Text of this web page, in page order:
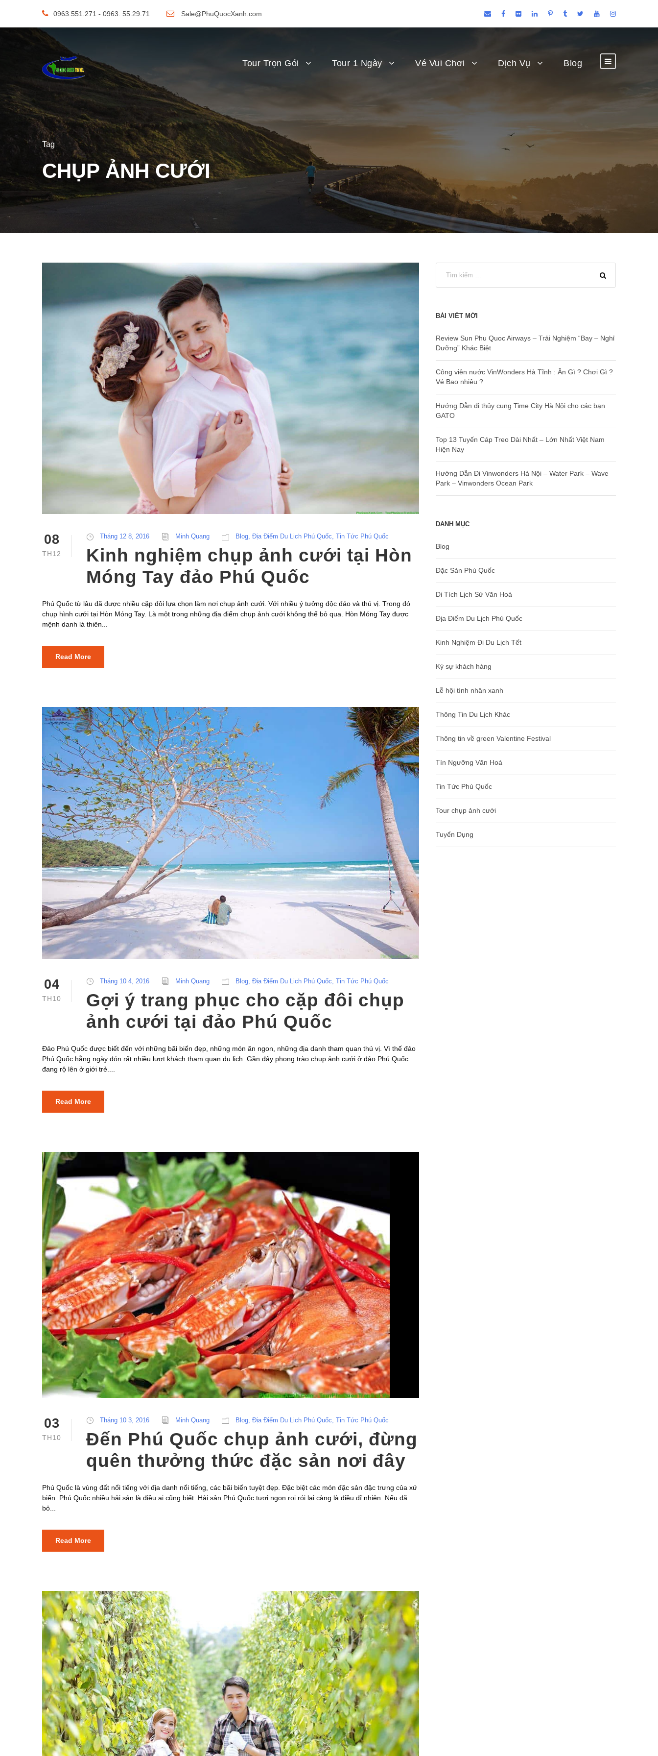
0963.551.271 - 0963. 55.29.71 Sale@PhuQuocXanh.com
Tour Trọn Gói Tour 1 Ngày Vé Vui Chơi Dịch Vụ Blog
Tag
CHỤP ẢNH CƯỚI
08
TH12
Tháng 12 8, 2016 Minh Quang Blog, Địa Điểm Du Lịch Phú Quốc, Tin Tức Phú Quốc
Kinh nghiệm chụp ảnh cưới tại Hòn
Móng Tay đảo Phú Quốc
Phú Quốc từ lâu đã được nhiều cặp đôi lựa chọn làm nơi chụp ảnh cưới. Với nhiều ý tưởng độc đáo và thú vị. Trong đó
chụp hình cưới tại Hòn Móng Tay. Là một trong những địa điểm chụp ảnh cưới không thể bỏ qua. Hòn Móng Tay được
mệnh danh là thiên...
Read More
04
TH10
Tháng 10 4, 2016 Minh Quang Blog Địa Điểm Du Lịch Phú Quốc Tin Tức Phú Quốc
Gợi ý trang phục cho cặp đôi chụp
ảnh cưới tại đảo Phú Quốc
Đảo Phú Quốc được biết đến với những bãi biển đẹp, những món ăn ngon, những địa danh tham quan thú vị. Vì thế đảo
Phú Quốc hằng ngày đón rất nhiều lượt khách tham quan du lịch. Gần đây phong trào chụp ảnh cưới ở đảo Phú Quốc
đang rộ lên ở giới trẻ....
Read More
03
TH10
Tháng 10 3, 2016 Minh Quang Blog Địa Điểm Du Lịch Phú Quốc Tin Tức Phú Quốc
Đến Phú Quốc chụp ảnh cưới, đừng
quên thưởng thức đặc sản nơi đây
Phú Quốc là vùng đất nổi tiếng với địa danh nổi tiếng, các bãi biển tuyệt đẹp. Đặc biệt các món đặc sản đặc trưng của xứ
biển. Phú Quốc nhiều hải sản là điều ai cũng biết. Hải sản Phú Quốc tươi ngon roi rói lại càng là điều dĩ nhiên. Nếu đã
bỏ...
Read More
BÀI VIẾT MỚI
Review Sun Phu Quoc Airways – Trải Nghiệm “Bay – Nghỉ
Dưỡng” Khác Biệt
Công viên nước VinWonders Hà Tĩnh : Ăn Gì ? Chơi Gì ?
Vé Bao nhiêu ?
Hướng Dẫn đi thủy cung Time City Hà Nội cho các bạn
GATO
Top 13 Tuyến Cáp Treo Dài Nhất – Lớn Nhất Việt Nam
Hiện Nay
Hướng Dẫn Đi Vinwonders Hà Nội – Water Park – Wave
Park – Vinwonders Ocean Park
DANH MỤC
Blog
Đặc Sản Phú Quốc
Di Tích Lịch Sử Văn Hoá
Địa Điểm Du Lịch Phú Quốc
Kinh Nghiệm Đi Du Lịch Tết
Ký sự khách hàng
Lễ hội tình nhân xanh
Thông Tin Du Lịch Khác
Thông tin về green Valentine Festival
Tín Ngưỡng Văn Hoá
Tin Tức Phú Quốc
Tour chụp ảnh cưới
Tuyển Dụng